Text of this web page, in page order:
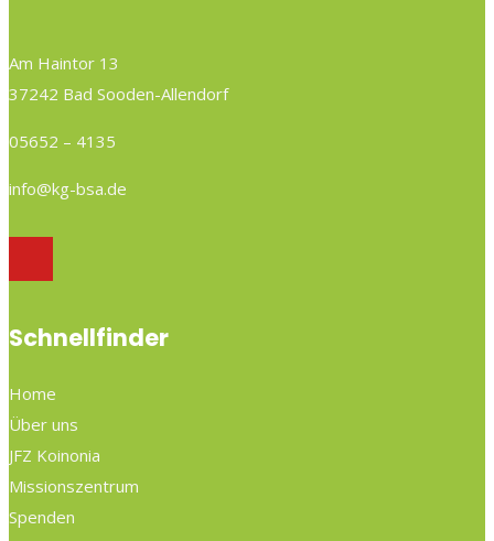
Am Haintor 13
37242 Bad Sooden-Allendorf
05652 – 4135
info@kg-bsa.de
Schnellfinder
Home
Über uns
JFZ Koinonia
Missionszentrum
Spenden